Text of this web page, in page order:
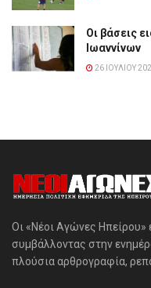
Οι βάσεις
Ιωαννίνων
26 ΙΟΥΛΊΟΥ
Οι «Νέοι Αγώνες Ηπείρου»
συμβάλλοντας στην
πλούσια αρθρογραφία,